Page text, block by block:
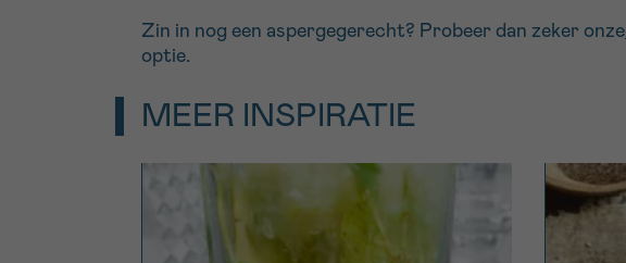
Zin in nog een aspergegerecht? Probeer dan zeker onze
optie.
MEER INSPIRATIE